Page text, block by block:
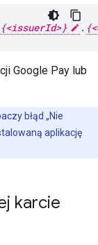
{<issuerId>} .
Google Pay lub
błąd „Nie
aplikację
karcie